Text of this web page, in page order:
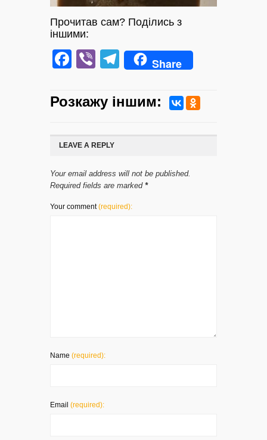
Прочитав сам? Поділись з
іншими:
Facebook
ViberTelegram
Share
Розкажу iншим:
LEAVE A REPLY
Your email address will not be published.
Required fields are marked *
Your comment(required):
Name (required):
Email (required):